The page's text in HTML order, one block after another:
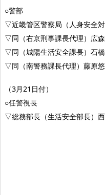
○警部
▽近畿管区警察局（人身安全
▽同（右京刑事課長代理）広
▽同（城陽生活安全課長）石
▽同（南警務課長代理）藤原
（3月21日付）
○任警視長
▽総務部長（生活安全部長）